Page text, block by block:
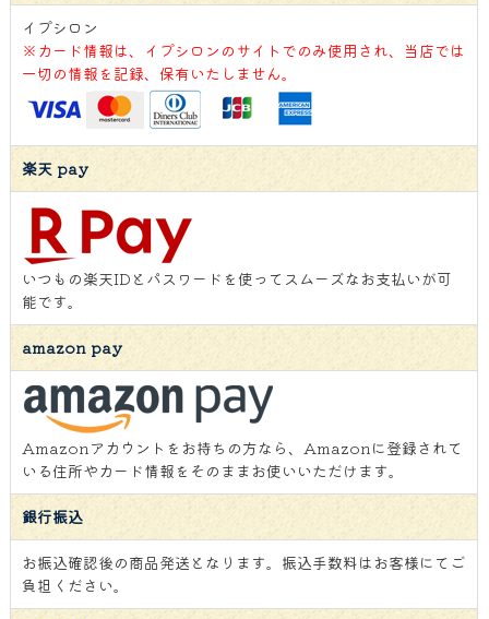
イプシロン
※カード情報は、イプシロンのサイトでのみ使用され、当店では
一切の情報を記録、保有いたしません。
楽天 pay
いつもの楽天IDとパスワードを使ってスムーズなお支払いが可
能です。
amazon pay
Amazonアカウントをお持ちの方なら、Amazonに登録されて
いる住所やカード情報をそのままお使いいただけます。
銀行振込
お振込確認後の商品発送となります。振込手数料はお客様にてご
負担ください。